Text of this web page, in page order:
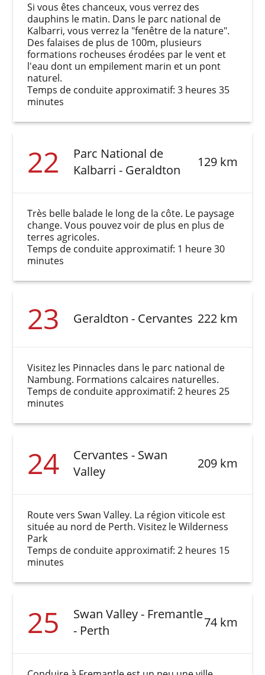
Si vous êtes chanceux, vous verrez des
dauphins le matin. Dans le parc national de
Kalbarri, vous verrez la "fenêtre de la nature".
Des falaises de plus de 100m, plusieurs
formations rocheuses érodées par le vent et
l'eau dont un empilement marin et un pont
naturel.
Temps de conduite approximatif: 3 heures 35
minutes
22
Parc National de
Kalbarri - Geraldton
129 km
Très belle balade le long de la côte. Le paysage
change. Vous pouvez voir de plus en plus de
terres agricoles.
Temps de conduite approximatif: 1 heure 30
minutes
23 Geraldton - Cervantes 222 km
Visitez les Pinnacles dans le parc national de
Nambung. Formations calcaires naturelles.
Temps de conduite approximatif: 2 heures 25
minutes
24
Cervantes - Swan
Valley
209 km
Route vers Swan Valley. La région viticole est
située au nord de Perth. Visitez le Wilderness
Park
Temps de conduite approximatif: 2 heures 15
minutes
25
Swan Valley - Fremantle
- Perth
74 km